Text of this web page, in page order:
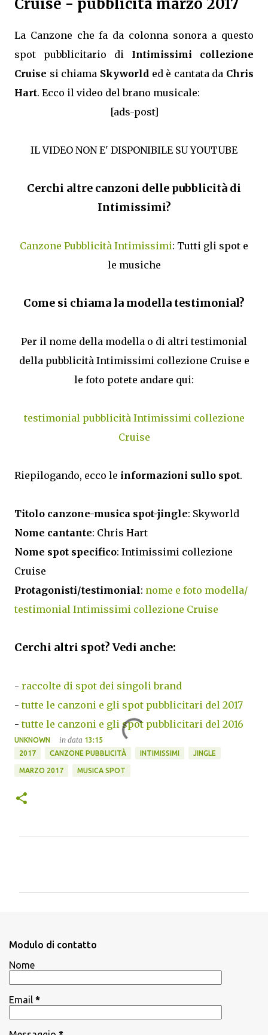
Cruise - pubblicità marzo 2017
La Canzone che fa da colonna sonora a questo
spot pubblicitario di Intimissimi collezione
Cruise si chiama Skyworld ed è cantata da Chris
Hart. Ecco il video del brano musicale:
[ads-post]
IL VIDEO NON E' DISPONIBILE SU YOUTUBE
Cerchi altre canzoni delle pubblicità di
Intimissimi?
Canzone Pubblicità Intimissimi: Tutti gli spot e
le musiche
Come si chiama la modella testimonial?
Per il nome della modella o di altri testimonial
della pubblicità Intimissimi collezione Cruise e
le foto potete andare qui:
testimonial pubblicità Intimissimi collezione
Cruise
Riepilogando, ecco le informazioni sullo spot.
Titolo canzone-musica spot-jingle: Skyworld
Nome cantante: Chris Hart
Nome spot specifico: Intimissimi collezione
Cruise
Protagonisti/testimonial: nome e foto modella/
testimonial Intimissimi collezione Cruise
Cerchi altri spot? Vedi anche:
- raccolte di spot dei singoli brand
-tutte le canzoni e gli spot pubblicitari del 2017
-tutte le canzoni e gli spot pubblicitari del 2016
UNKNOWN in data 13:15
2017
CANZONE PUBBLICITÀ INTIMISSIMI JINGLE
MARZO 2017 MUSICA SPOT
i
Modulo di contatto
Nome
Email *